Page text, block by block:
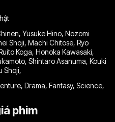
23 Tập 24
26
29 Tập 30
32
, Yusuke Hino, Nozomi
Shoji, Machi Chitose, Ryo
Koga, Honoka Kawasaki,
, Shintaro Asanuma, Kouki
Shoji,
, Drama, Fantasy, Science,
phim